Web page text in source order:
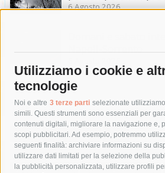
Utilizziamo i cookie e
tecnologie
Noi e altre 3 terze parti selezionate
simili. Questi strumenti sono essenziali per
contenuti digitali, migliorare la navigazione e,
scopi pubblicitari. Ad esempio, potremmo
seguenti finalità: archiviare informazioni su
utilizzare dati limitati per la selezione della
la pubblicità personalizzata, utilizzare profili
6 Agosto 2026
Domani e sabato
Napoli-Sorrento
Tag
acqua allerta meteo
anas
area marina protetta di punta
Asl Napoli 3 sud
capitaneria di porto